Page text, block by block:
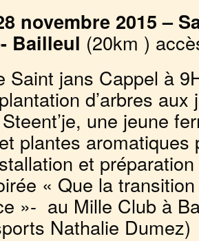
novembre 2015 –
Bailleul (20km )
Saint jans Cappel à
d’arbres
une jeune
plantes aromatiques
et
« Que la
»- au Mille Club à
Nathalie Dumez)